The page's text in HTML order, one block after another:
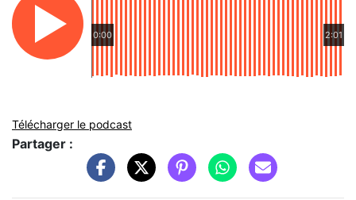
0:00 2:01
Télécharger le podcast
Partager :